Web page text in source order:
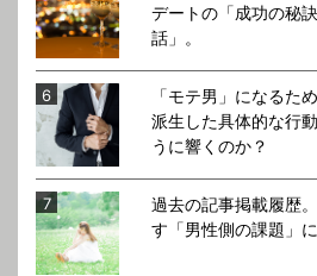
デートの「成功の秘
話」。
「モテ男」になるた
派生した具体的な行
うに響くのか？
過去の記事掲載履歴
す「男性側の課題」